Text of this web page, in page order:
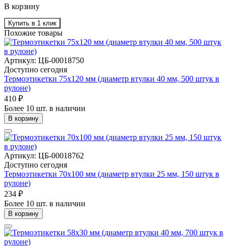
В корзину
Купить в 1 клик
Похожие товары
Артикул: ЦБ-00018750
Доступно сегодня
Термоэтикетки 75х120 мм (диаметр втулки 40 мм, 500 штук в
рулоне)
410 ₽
Более 10 шт. в наличии
В корзину
Артикул: ЦБ-00018762
Доступно сегодня
Термоэтикетки 70х100 мм (диаметр втулки 25 мм, 150 штук в
рулоне)
234 ₽
Более 10 шт. в наличии
В корзину